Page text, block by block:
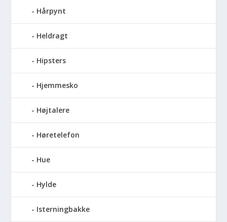
Hårpynt
Heldragt
Hipsters
Hjemmesko
Højtalere
Høretelefon
Hue
Hylde
Isterningbakke